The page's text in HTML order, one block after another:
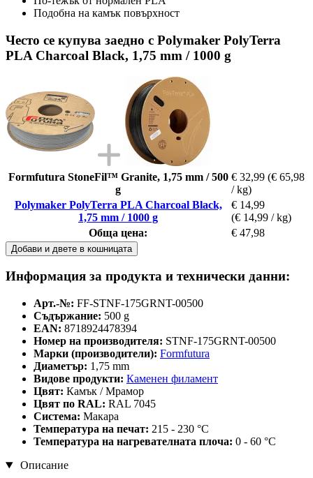
Подобна на камък повърхност
Често се купува заедно с Polymaker PolyTerra
PLA Charcoal Black, 1,75 mm / 1000 g
Formfutura StoneFil™ Granite, 1,75 mm / 500
g
€ 32,99 (€ 65,98
/ kg)
Polymaker PolyTerra PLA Charcoal Black,
1,75 mm / 1000 g
€ 14,99
(€ 14,99 / kg)
Обща цена:
€ 47,98
Добави и двете в кошницата
Информация за продукта и технически данни:
Арт.-№: FF-STNF-175GRNT-00500
Съдържание: 500 g
EAN: 8718924478394
Номер на производителя: STNF-175GRNT-00500
Марки (производители): Formfutura
Диаметър: 1,75 mm
Видове продукти: Каменен филамент
Цвят: Камък / Мрамор
Цвят по RAL: RAL 7045
Система: Макара
Температура на печат: 215 - 230 °C
Температура на нагревателната плоча: 0 - 60 °C
Описание